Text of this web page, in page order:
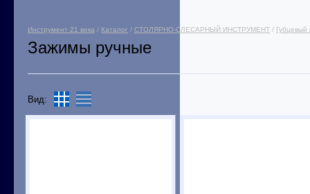
Инструмент 21 века / Каталог / СТОЛЯРНО-СЛЕСАРНЫЙ ИНСТРУМЕНТ / Губцевый
Зажимы ручные
Вид: